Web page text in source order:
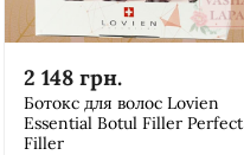
2 148 грн.
Ботокс для волос Lovien
Essential Botul Filler Perfect
Filler